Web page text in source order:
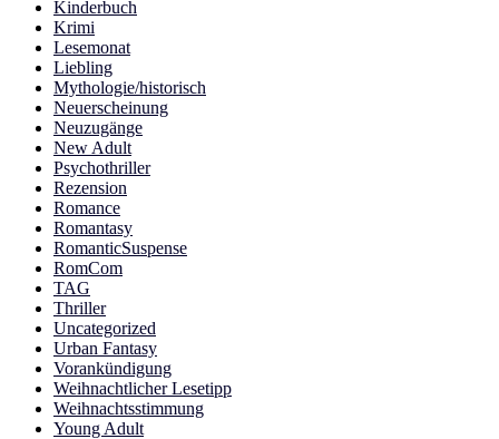
Kinderbuch
Krimi
Lesemonat
Liebling
Mythologie/historisch
Neuerscheinung
Neuzugänge
New Adult
Psychothriller
Rezension
Romance
Romantasy
RomanticSuspense
RomCom
TAG
Thriller
Uncategorized
Urban Fantasy
Vorankündigung
Weihnachtlicher Lesetipp
Weihnachtsstimmung
Young Adult